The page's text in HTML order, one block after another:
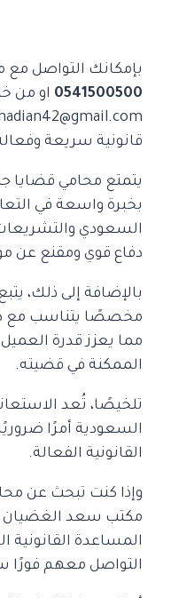
بإمكانك التواصل
0541500500 او من
قانونية سريعة
يتمتع محامي قضايا
بخبرة واسعة في
السعودي
دفاع قوي ومقنع عن
بالإضافة إلى ذلك،
مخصصًا يتناسب مع
مما يعزز قدرة
الممكنة في قضيته.
تلخيصًا، تُعد
السعودية أمرًا
القانونية الفعالة.
وإذا كنت تبحث عن
مكتب سعد الغضيان
المساعدة القانونية
التواصل معهم فورًا